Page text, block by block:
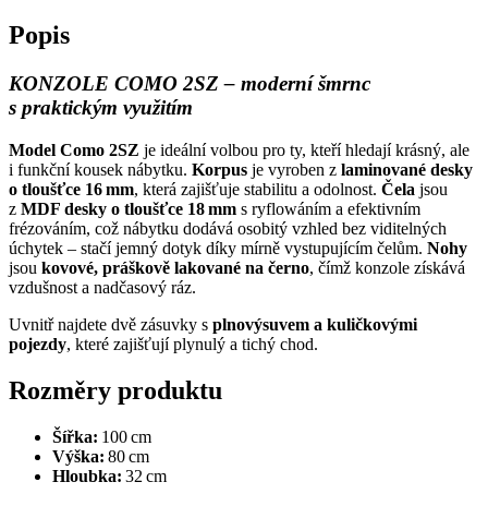
Popis
KONZOLE COMO 2SZ – moderní šmrnc
s praktickým využitím
Model Como 2SZ je ideální volbou pro ty, kteří hledají krásný, ale
i funkční kousek nábytku. Korpus je vyroben z laminované desky
o tloušťce 16 mm, která zajišťuje stabilitu a odolnost. Čela jsou
z MDF desky o tloušťce 18 mm s ryflowáním a efektivním
frézováním, což nábytku dodává osobitý vzhled bez viditelných
úchytek – stačí jemný dotyk díky mírně vystupujícím čelům. Nohy
jsou kovové, práškově lakované na černo, čímž konzole získává
vzdušnost a nadčasový ráz.
Uvnitř najdete dvě zásuvky s plnovýsuvem a kuličkovými
pojezdy, které zajišťují plynulý a tichý chod.
Rozměry produktu
Šířka: 100 cm
Výška: 80 cm
Hloubka: 32 cm